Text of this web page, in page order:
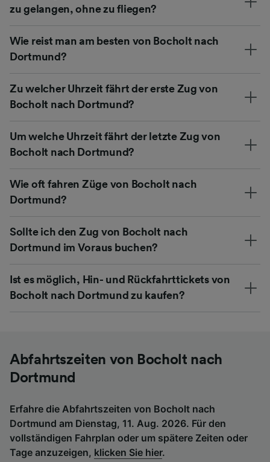
zu gelangen, ohne zu fliegen?
Wie reist man am besten von Bocholt nach
Dortmund?
Zu welcher Uhrzeit fährt der erste Zug von
Bocholt nach Dortmund?
Um welche Uhrzeit fährt der letzte Zug von
Bocholt nach Dortmund?
Wie oft fahren Züge von Bocholt nach
Dortmund?
Sollte ich den Zug von Bocholt nach
Dortmund im Voraus buchen?
Ist es möglich, Hin- und Rückfahrttickets von
Bocholt nach Dortmund zu kaufen?
Abfahrtszeiten von Bocholt nach
Dortmund
Erfahre die Abfahrtszeiten von Bocholt nach
Dortmund am Dienstag, 11. Aug. 2026. Für den
vollständigen Fahrplan oder um spätere Zeiten oder
Tage anzuzeigen, klicken Sie hier.